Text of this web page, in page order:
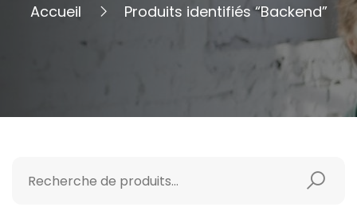
Accueil Produits identifiés “Backend”